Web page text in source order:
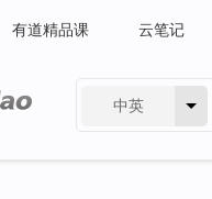
有道精品课 云笔记
中英